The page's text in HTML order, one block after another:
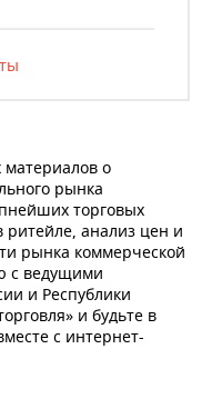
материалов о
рынка
торговых
ритейле, анализ цен и
рынка коммерческой
с ведущими
и Республики
и будьте в
с интернет-